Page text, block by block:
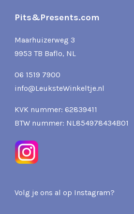
Pits&Presents.com
Maarhuizerweg 3
9953 TB Baflo, NL
06 1519 7900
info@LeuksteWinkeltje.nl
KVK nummer: 62839411
BTW nummer: NL854978434B01
Volg je ons al op Instagram?